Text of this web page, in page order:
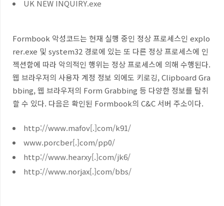
UK NEW INQUIRY.exe
Formbook 악성코드는 현재 실행 중인 정상 프로세스인 explo
rer.exe 및 system32 경로에 있는 또 다른 정상 프로세스에 인
젝션함에 따라 악의적인 행위는 정상 프로세스에 의해 수행된다.
웹 브라우저의 사용자 계정 정보 외에도 키로깅, Clipboard Gra
bbing, 웹 브라우저의 Form Grabbing 등 다양한 정보를 탈취
할 수 있다. 다음은 확인된 Formbook의 C&C 서버 주소이다.
http://www.mafov[.]com/k91/
www.porcber[.]com/pp0/
http://www.hearxy[.]com/jk6/
http://www.norjax[.]com/bbs/